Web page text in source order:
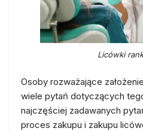
Licówki
Osoby rozważające
wiele pytań dotyczących
najczęściej zadawanych
proces zakupu i zakupu